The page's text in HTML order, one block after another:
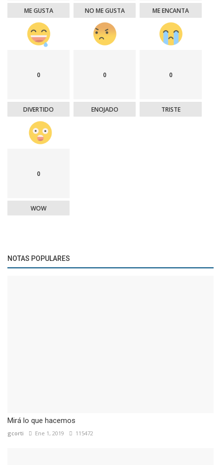
ME GUSTA NO ME GUSTA ME ENCANTA
0
DIVERTIDO
0
ENOJADO
0
TRISTE
0
WOW
NOTAS POPULARES
Mirá lo que hacemos
gcorti Ene 1, 2019 115472